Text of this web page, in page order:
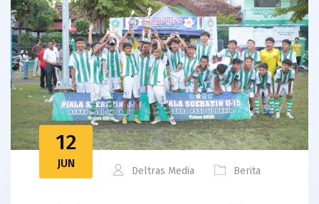
12
JUN
Deltras Media Berita